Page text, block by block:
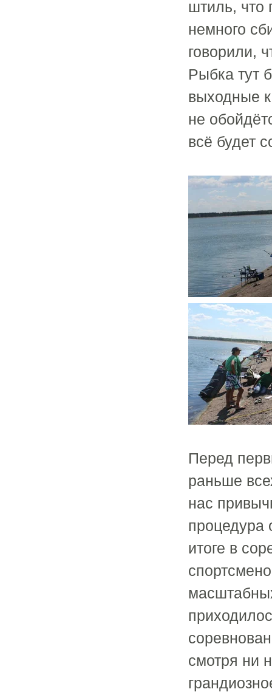
штиль, что
немного
говорили,
Рыбка тут
выходные
не
всё будет
Перед
раньше
нас
процедура
итоге в
смотря ни